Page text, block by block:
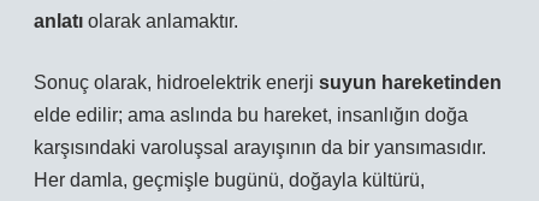
anlatı olarak anlamaktır.
Sonuç olarak, hidroelektrik enerji suyun hareketinden
elde edilir; ama aslında bu hareket, insanlığın doğa
karşısındaki varoluşsal arayışının da bir yansımasıdır.
Her damla, geçmişle bugünü, doğayla kültürü,